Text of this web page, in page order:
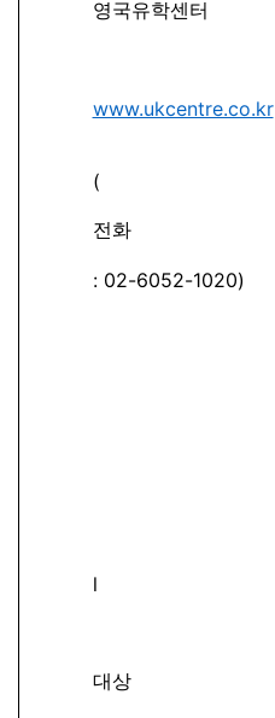
영국유학센터
www.ukcentre.co.kr
(
전화
: 02-6052-1020)
l
대상